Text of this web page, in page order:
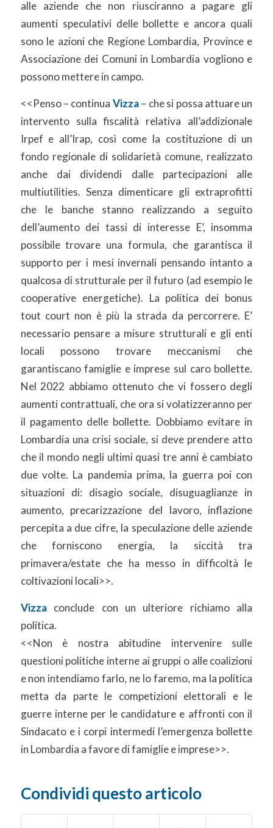
alle aziende che non riusciranno a pagare gli
aumenti speculativi delle bollette e ancora quali
sono le azioni che Regione Lombardia, Province e
Associazione dei Comuni in Lombardia vogliono e
possono mettere in campo.
<<Penso – continua Vizza– che si possa attuare un
intervento sulla fiscalità relativa all’addizionale
Irpef e all’Irap, così come la costituzione di un
fondo regionale di solidarietà comune, realizzato
anche dai dividendi dalle partecipazioni alle
multiutilities. Senza dimenticare gli extraprofitti
che le banche stanno realizzando a seguito
dell’aumento dei tassi di interesse E’, insomma
possibile trovare una formula, che garantisca il
supporto per i mesi invernali pensando intanto a
qualcosa di strutturale per il futuro (ad esempio le
cooperative energetiche). La politica dei bonus
tout court non è più la strada da percorrere. E’
necessario pensare a misure strutturali e gli enti
locali possono trovare meccanismi che
garantiscano famiglie e imprese sul caro bollette.
Nel 2022 abbiamo ottenuto che vi fossero degli
aumenti contrattuali, che ora si volatizzeranno per
il pagamento delle bollette. Dobbiamo evitare in
Lombardia una crisi sociale, si deve prendere atto
che il mondo negli ultimi quasi tre anni è cambiato
due volte. La pandemia prima, la guerra poi con
situazioni di: disagio sociale, disuguaglianze in
aumento, precarizzazione del lavoro, inflazione
percepita a due cifre, la speculazione delle aziende
che forniscono energia, la siccità tra
primavera/estate che ha messo in difficoltà le
coltivazioni locali>>.
Vizzaconclude con un ulteriore richiamo alla
politica.
<<Non è nostra abitudine intervenire sulle
questioni politiche interne ai gruppi o alle coalizioni
e non intendiamo farlo, ne lo faremo, ma la politica
metta da parte le competizioni elettorali e le
guerre interne per le candidature e affronti con il
Sindacato e i corpi intermedi l’emergenza bollette
in Lombardia a favore di famiglie e imprese>>.
Condividi questo articolo